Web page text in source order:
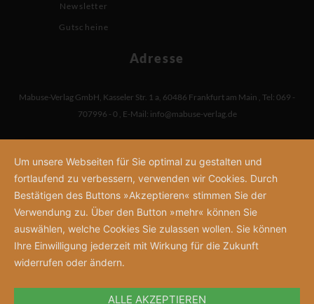
Newsletter
Gutscheine
Adresse
Mabuse-Verlag GmbH, Kasseler Str. 1 a, 60486 Frankfurt am Main , Tel: 069 -
707996 - 0 , E-Mail: info@mabuse-verlag.de
Um unsere Webseiten für Sie optimal zu gestalten und
fortlaufend zu verbessern, verwenden wir Cookies. Durch
Bestätigen des Buttons »Akzeptieren« stimmen Sie der
Verwendung zu. Über den Button »mehr« können Sie
auswählen, welche Cookies Sie zulassen wollen. Sie können
Ihre Einwilligung jederzeit mit Wirkung für die Zukunft
widerrufen oder ändern.
ALLE AKZEPTIEREN